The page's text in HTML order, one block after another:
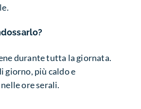
durante tutta la giornata.
giorno, più caldo e
ore serali.